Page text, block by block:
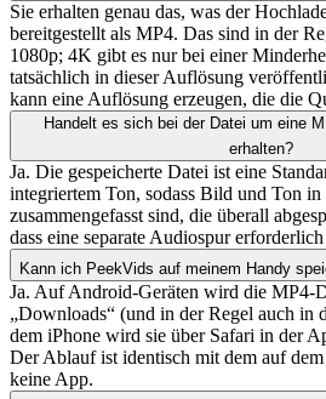
Sie erhalten genau das, was der
bereitgestellt als MP4. Das sind in der
1080p; 4K gibt es nur bei einer
tatsächlich in dieser Auflösung
kann eine Auflösung erzeugen, die die
Handelt es sich bei der Datei um eine
erhalten?
Ja. Die gespeicherte Datei ist eine
integriertem Ton, sodass Bild und Ton in
zusammengefasst sind, die überall
dass eine separate Audiospur
Kann ich PeekVids auf meinem Handy
Ja. Auf Android-Geräten wird die MP4-
„Downloads“ (und in der Regel auch in
dem iPhone wird sie über Safari in der
Der Ablauf ist identisch mit dem auf
keine App.